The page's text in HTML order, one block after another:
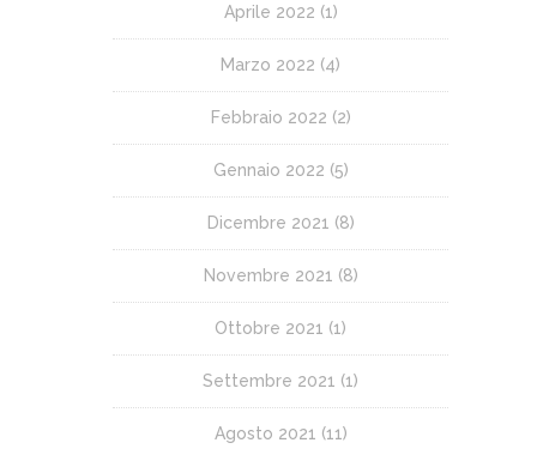
Aprile 2022 (1)
Marzo 2022 (4)
Febbraio 2022 (2)
Gennaio 2022 (5)
Dicembre 2021 (8)
Novembre 2021 (8)
Ottobre 2021 (1)
Settembre 2021 (1)
Agosto 2021 (11)